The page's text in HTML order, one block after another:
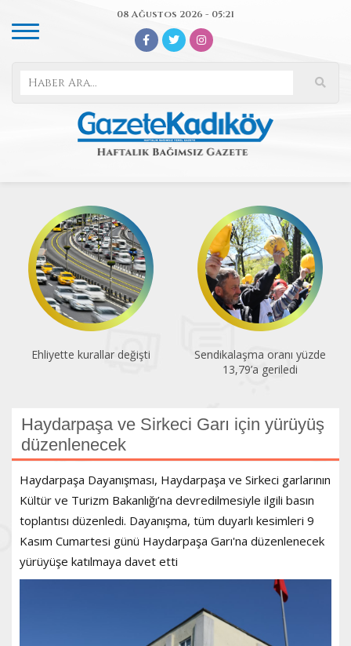
08 Ağustos 2026 - 05:21
Ehliyette kurallar değişti
Sendikalaşma oranı yüzde
13,79’a geriledi
Haydarpaşa ve Sirkeci Garı için yürüyüş
düzenlenecek
Haydarpaşa Dayanışması, Haydarpaşa ve Sirkeci garlarının
Kültür ve Turizm Bakanlığı’na devredilmesiyle ilgili basın
toplantısı düzenledi. Dayanışma, tüm duyarlı kesimleri 9
Kasım Cumartesi günü Haydarpaşa Garı'na düzenlenecek
yürüyüşe katılmaya davet etti